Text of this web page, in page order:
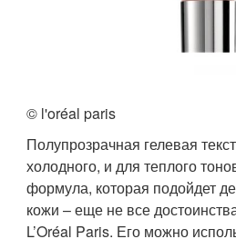
© l'oréal paris
Полупрозрачная гелевая
холодного, и для теплого
формула, которая подойдет
кожи – еще не все
L’Oréal Paris. Его можно